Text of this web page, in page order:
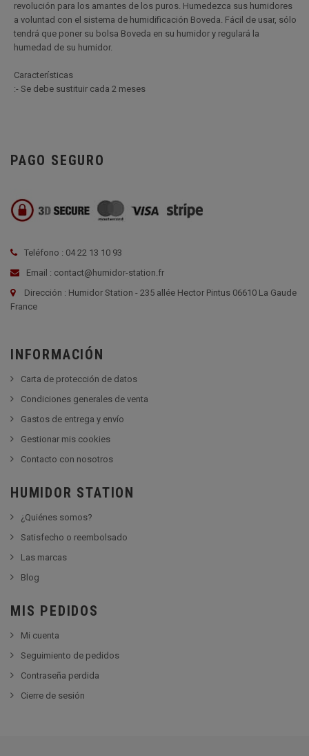
revolución para los amantes de los puros. Humedezca sus humidores
a voluntad con el sistema de humidificación Boveda. Fácil de usar, sólo
tendrá que poner su bolsa Boveda en su humidor y regulará la
humedad de su humidor.
Características
:- Se debe sustituir cada 2 meses
PAGO SEGURO
Teléfono : 04 22 13 10 93
Email : contact@humidor-station.fr
Dirección : Humidor Station - 235 allée Hector Pintus 06610 La Gaude
France
INFORMACIÓN
Carta de protección de datos
Condiciones generales de venta
Gastos de entrega y envío
Gestionar mis cookies
Contacto con nosotros
HUMIDOR STATION
¿Quiénes somos?
Satisfecho o reembolsado
Las marcas
Blog
MIS PEDIDOS
Mi cuenta
Seguimiento de pedidos
Contraseña perdida
Cierre de sesión